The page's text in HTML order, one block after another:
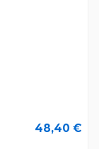
48,40 €